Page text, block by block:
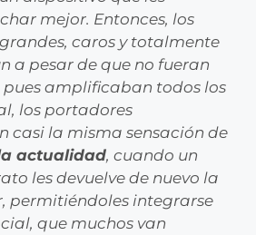
mejor. Entonces, los
caros y totalmente
a pesar de que no fueran
amplificaban todos los
los portadores
casi la misma sensación de
actualidad, cuando un
les devuelve de nuevo la
permitiéndoles integrarse
que muchos van